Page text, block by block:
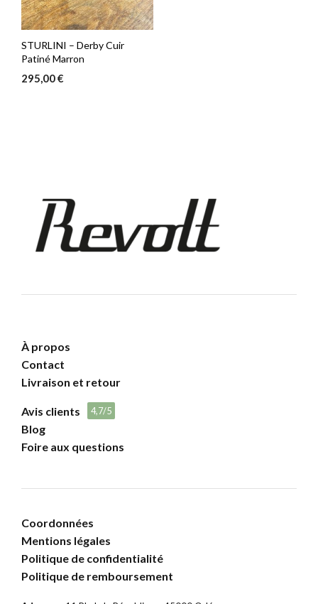
STURLINI – Derby Cuir
Patiné Marron
295,00€
À propos
Contact
Livraison et retour
Avis clients 4,7/5
Blog
Foire aux questions
Coordonnées
Mentions légales
Politique de confidentialité
Politique de remboursement